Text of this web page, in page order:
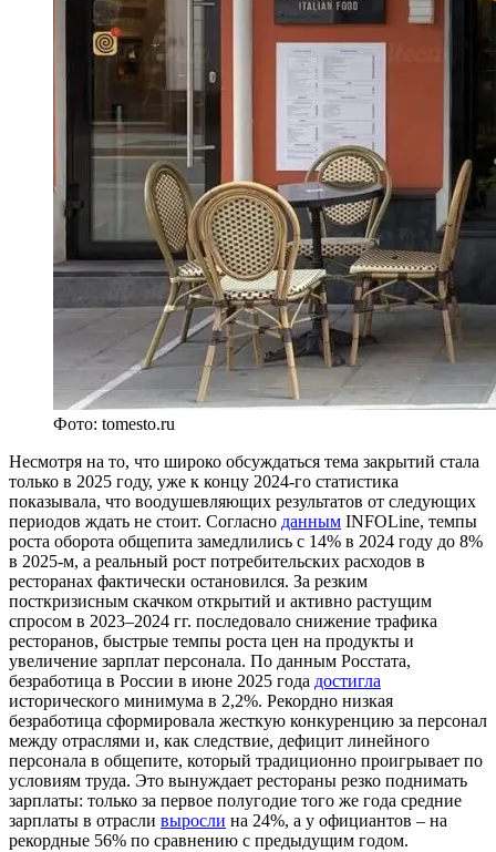
Фото: tomesto.ru
Несмотря на то, что широко обсуждаться тема закрытий стала
только в 2025 году, уже к концу 2024-го статистика
показывала, что воодушевляющих результатов от следующих
периодов ждать не стоит. Согласно данным INFOLine, темпы
роста оборота общепита замедлились с 14% в 2024 году до 8%
в 2025-м, а реальный рост потребительских расходов в
ресторанах фактически остановился. За резким
посткризисным скачком открытий и активно растущим
спросом в 2023–2024 гг. последовало снижение трафика
ресторанов, быстрые темпы роста цен на продукты и
увеличение зарплат персонала. По данным Росстата,
безработица в России в июне 2025 года достигла
исторического минимума в 2,2%. Рекордно низкая
безработица сформировала жесткую конкуренцию за персонал
между отраслями и, как следствие, дефицит линейного
персонала в общепите, который традиционно проигрывает по
условиям труда. Это вынуждает рестораны резко поднимать
зарплаты: только за первое полугодие того же года средние
зарплаты в отрасли выросли на 24%, а у официантов – на
рекордные 56% по сравнению с предыдущим годом.